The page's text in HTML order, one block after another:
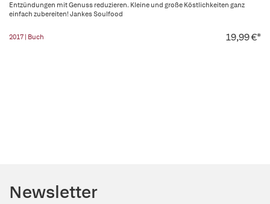
Entzündungen mit Genuss reduzieren. Kleine und große Köstlichkeiten ganz
einfach zubereiten! Jankes Soulfood
2017 | Buch 19,99 €*
Newsletter